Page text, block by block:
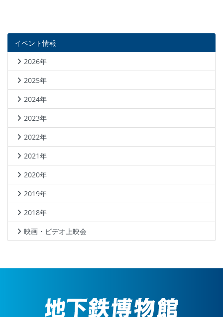
イベント情報
2026年
2025年
2024年
2023年
2022年
2021年
2020年
2019年
2018年
映画・ビデオ上映会